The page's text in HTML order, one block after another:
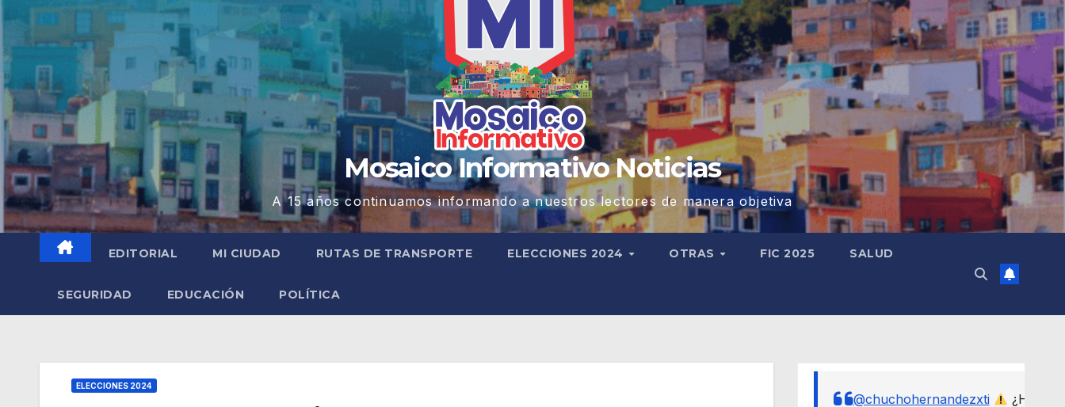
Mosaico Informativo Noticias
A 15 años continuamos informando a nuestros lectores de manera objetiva
EDITORIAL MI CIUDAD RUTAS DE TRANSPORTE ELECCIONES 2024 OTRAS FIC 2025 SALUD
SEGURIDAD EDUCACIÓN POLÍTICA
ELECCIONES 2024
@chuchohernandezxti
¿Has